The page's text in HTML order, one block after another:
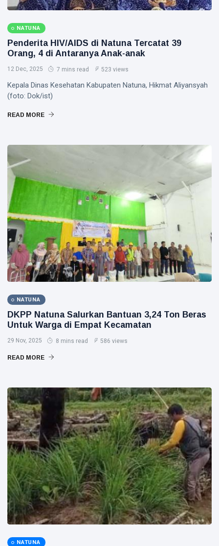
NATUNA
Penderita HIV/AIDS di Natuna Tercatat 39
Orang, 4 di Antaranya Anak-anak
12 Dec, 2025 7 mins read 523 views
Kepala Dinas Kesehatan Kabupaten Natuna, Hikmat Aliyansyah
(foto: Dok/ist)
READ MORE
NATUNA
DKPP Natuna Salurkan Bantuan 3,24 Ton Beras
Untuk Warga di Empat Kecamatan
29 Nov, 2025 8 mins read 586 views
READ MORE
NATUNA